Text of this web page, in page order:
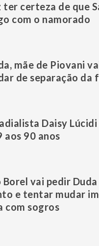
ter certeza de que
com o namorado
mãe de Piovani
de separação da
Daisy
aos 90 anos
Borel vai pedir Duda
e tentar mudar
com sogros